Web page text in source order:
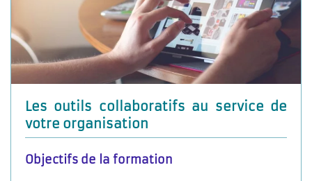
Les outils collaboratifs au service de
votre organisation
Objectifs de la formation
♦ Choix des outils les plus adaptés aux besoins
♦ Aller plus loin : Éviter la « cacophonie » et
optimiser la communication interne et externe
♦ Création d’un guide de bonnes pratiques pour
une utilisation optimale des outils collaboratifs